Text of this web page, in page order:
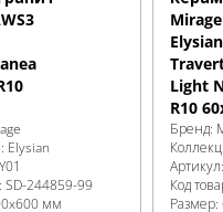
Elysian
SD-244859-99
мм
Elysian
Light
R10
Бренд:
Артикул:
Код
Размер: